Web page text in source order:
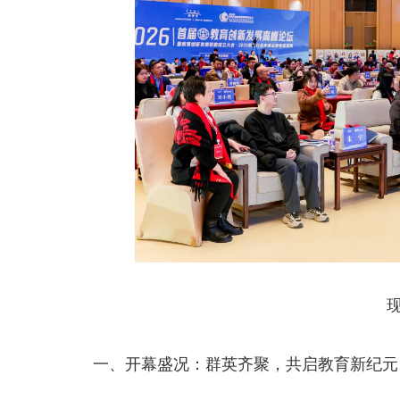
现
一、开幕盛况：群英齐聚，共启教育新纪元